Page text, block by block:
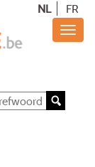
NL FR